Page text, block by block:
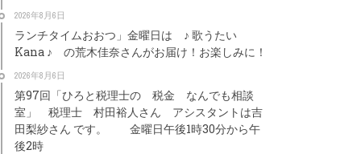
2026年8月6日
ランチタイムおおつ」金曜日は ♪ 歌うたい
Kana ♪ の荒木佳奈さんがお届け！お楽しみに！
2026年8月6日
第97回「ひろと税理士の 税金 なんでも相談
室」 税理士 村田裕人さん アシスタントは吉
田梨紗さん です。 金曜日午後1時30分から午
後2時